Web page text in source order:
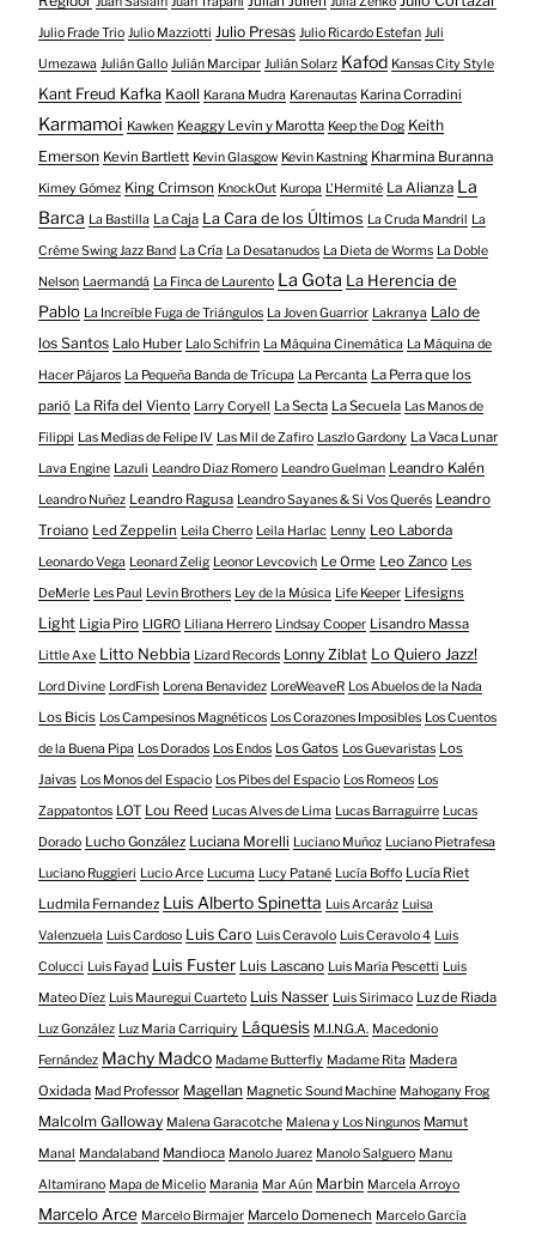
Julio Frade Trio Julio Mazziotti Julio Presas Julio Ricardo Estefan Juli
Umezawa Julián Gallo Julián Marcipar Julián Solarz Kafod Kansas City Style
Kant Freud Kafka Kaoll Karana Mudra Karenautas Karina Corradini
Karmamoi Kawken Keaggy Levin y Marotta Keep the Dog Keith
Emerson Kevin Bartlett Kevin Glasgow Kevin Kastning Kharmina Buranna
Kimey Gómez King Crimson KnockOut Kuropa L'Hermité La Alianza La
Barca La Bastilla La Caja La Cara de los Últimos La Cruda Mandril
La
Créme Swing Jazz Band La Cría La Desatanudos La Dieta de Worms La Doble
Nelson Laermandá La Finca de Laurento La Gota La Herencia de
Pablo La Increíble Fuga de Triángulos La Joven Guarrior Lakranya Lalo de
los Santos Lalo Huber Lalo Schifrin La Máquina Cinemática La Máquina de
Hacer Pájaros La Pequeña Banda de Trícupa La Percanta La Perra que los
parió La Rifa del Viento Larry Coryell La Secta La Secuela Las Manos de
Filippi Las Medias de Felipe IV Las Mil de Zafiro Laszlo Gardony La Vaca Lunar
Lava Engine Lazuli Leandro Diaz Romero Leandro Guelman Leandro Kalén
Leandro Nuñez Leandro Ragusa Leandro Sayanes & Si Vos Querés Leandro
Troiano Led Zeppelin Leila Cherro Leila Harlac Lenny Leo Laborda
Leonardo Vega Leonard Zelig Leonor Levcovich Le Orme Leo Zanco Les
DeMerle Les Paul Levin Brothers Ley de la Música Life Keeper Lifesigns
Light Ligia Piro LIGRO Liliana Herrero Lindsay Cooper Lisandro Massa
Little Axe Litto Nebbia Lizard Records Lonny Ziblat Lo Quiero Jazz!
Lord Divine LordFish Lorena Benavidez LoreWeaveR Los Abuelos de la Nada
Los Bicis Los Campesinos Magnéticos Los Corazones Imposibles Los Cuentos
de la Buena Pipa Los Dorados Los Endos Los Gatos Los Guevaristas Los
Jaivas Los Monos del Espacio Los Pibes del Espacio Los Romeos Los
Zappatontos LOT Lou Reed Lucas Alves de Lima Lucas Barraguirre Lucas
Dorado Lucho González Luciana Morelli Luciano Muñoz Luciano Pietrafesa
Luciano Ruggieri Lucio Arce Lucuma Lucy Patané Lucía Boffo Lucía Riet
Ludmila Fernandez Luis Alberto Spinetta Luis Arcaráz Luisa
Valenzuela Luis Cardoso Luis Caro Luis Ceravolo Luis Ceravolo 4 Luis
Colucci Luis Fayad Luis Fuster Luis Lascano Luis María Pescetti Luis
Mateo Díez Luis Mauregui Cuarteto Luis Nasser Luis Sirimaco Luz de Riada
Luz González Luz Maria Carriquiry Láquesis M.I.N.G.A. Macedonio
Fernández Machy Madco Madame Butterfly Madame Rita Madera
Oxidada Mad Professor Magellan Magnetic Sound Machine Mahogany Frog
Malcolm Galloway Malena Garacotche Malena y Los Ningunos Mamut
Manal Mandalaband Mandioca Manolo Juarez Manolo Salguero Manu
Altamirano Mapa de Micelio Marania Mar Aún Marbin Marcela Arroyo
Marcelo Arce Marcelo Birmajer Marcelo Domenech Marcelo García